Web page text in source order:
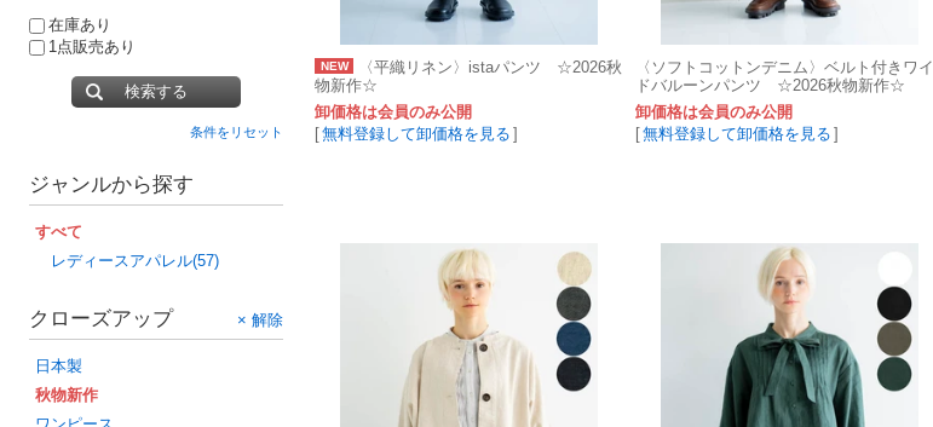
在庫あり
1点販売あり
検索する
条件をリセット
ジャンルから探す
すべて
レディースアパレル(57)
クローズアップ × 解除
日本製
秋物新作
NEW
〈平織リネン〉istaパンツ ☆2026秋
物新作☆
卸価格は会員のみ公開
[無料登録して卸価格を見る ]
〈ソフトコットンデニム〉ベルト付きワイ
ドバルーンパンツ ☆2026秋物新作☆
卸価格は会員のみ公開
[無料登録して卸価格を見る ]